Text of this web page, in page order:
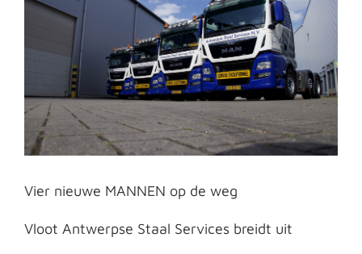
Vier nieuwe MANNEN op de weg
Vloot Antwerpse Staal Services breidt uit